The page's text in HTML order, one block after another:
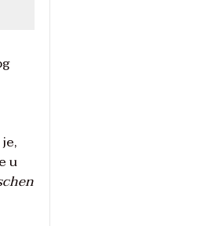
u